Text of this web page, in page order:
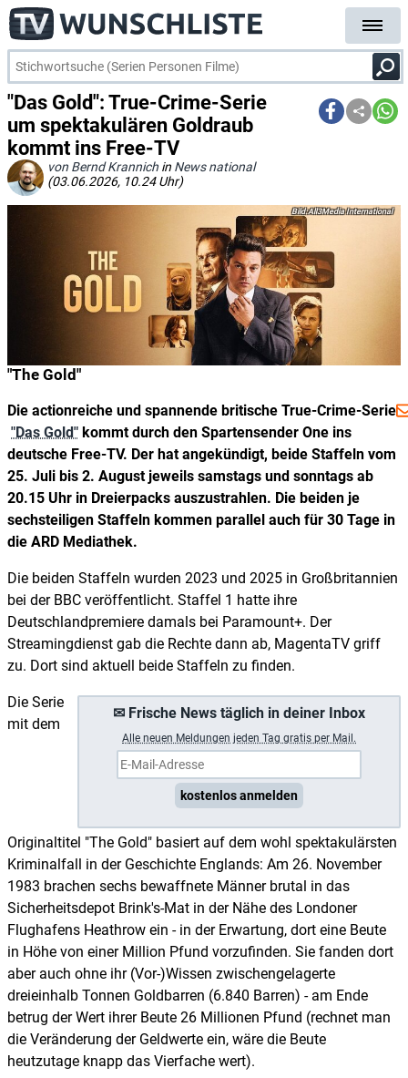
"Das Gold": True-Crime-Serie
um spektakulären Goldraub
kommt ins Free-TV
von Bernd Krannich in News national
(03.06.2026, 10.24 Uhr)
"The Gold"
All3Media International
Die actionreiche und spannende britische True-Crime-Serie
"Das Gold" kommt durch den Spartensender One ins
deutsche Free-TV. Der hat angekündigt, beide Staffeln vom
25. Juli bis 2. August jeweils samstags und sonntags ab
20.15 Uhr in Dreierpacks auszustrahlen. Die beiden je
sechsteiligen Staffeln kommen parallel auch für 30 Tage in
die ARD Mediathek.
Die beiden Staffeln wurden 2023 und 2025 in Großbritannien
bei der BBC veröffentlicht. Staffel 1 hatte ihre
Deutschlandpremiere damals bei Paramount+. Der
Streamingdienst gab die Rechte dann ab, MagentaTV griff
zu. Dort sind aktuell beide Staffeln zu finden.
✉ Frische News täglich in deiner Inbox
Alle neuen Meldungen jeden Tag gratis per Mail.
kostenlos anmelden
Die Serie
mit dem
Originaltitel "The Gold" basiert auf dem wohl spektakulärsten
Kriminalfall in der Geschichte Englands: Am 26. November
1983 brachen sechs bewaffnete Männer brutal in das
Sicherheitsdepot Brink's-Mat in der Nähe des Londoner
Flughafens Heathrow ein - in der Erwartung, dort eine Beute
in Höhe von einer Million Pfund vorzufinden. Sie fanden dort
aber auch ohne ihr (Vor-)Wissen zwischengelagerte
dreieinhalb Tonnen Goldbarren (6.840 Barren) - am Ende
betrug der Wert ihrer Beute 26 Millionen Pfund (rechnet man
die Veränderung der Geldwerte ein, wäre die Beute
heutzutage knapp das Vierfache wert).